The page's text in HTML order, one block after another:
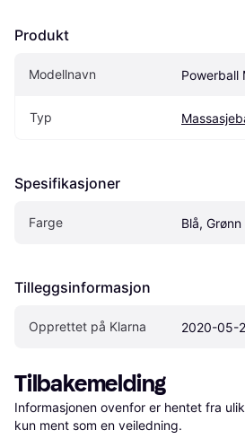
Produkt
Modellnavn Powerball
Typ
Spesifikasjoner
Farge Blå, Grønn
Tilleggsinformasjon
Opprettet på Klarna 2020-05-
Tilbakemelding
Informasjonen ovenfor er hentet fra
kun ment som en veiledning.